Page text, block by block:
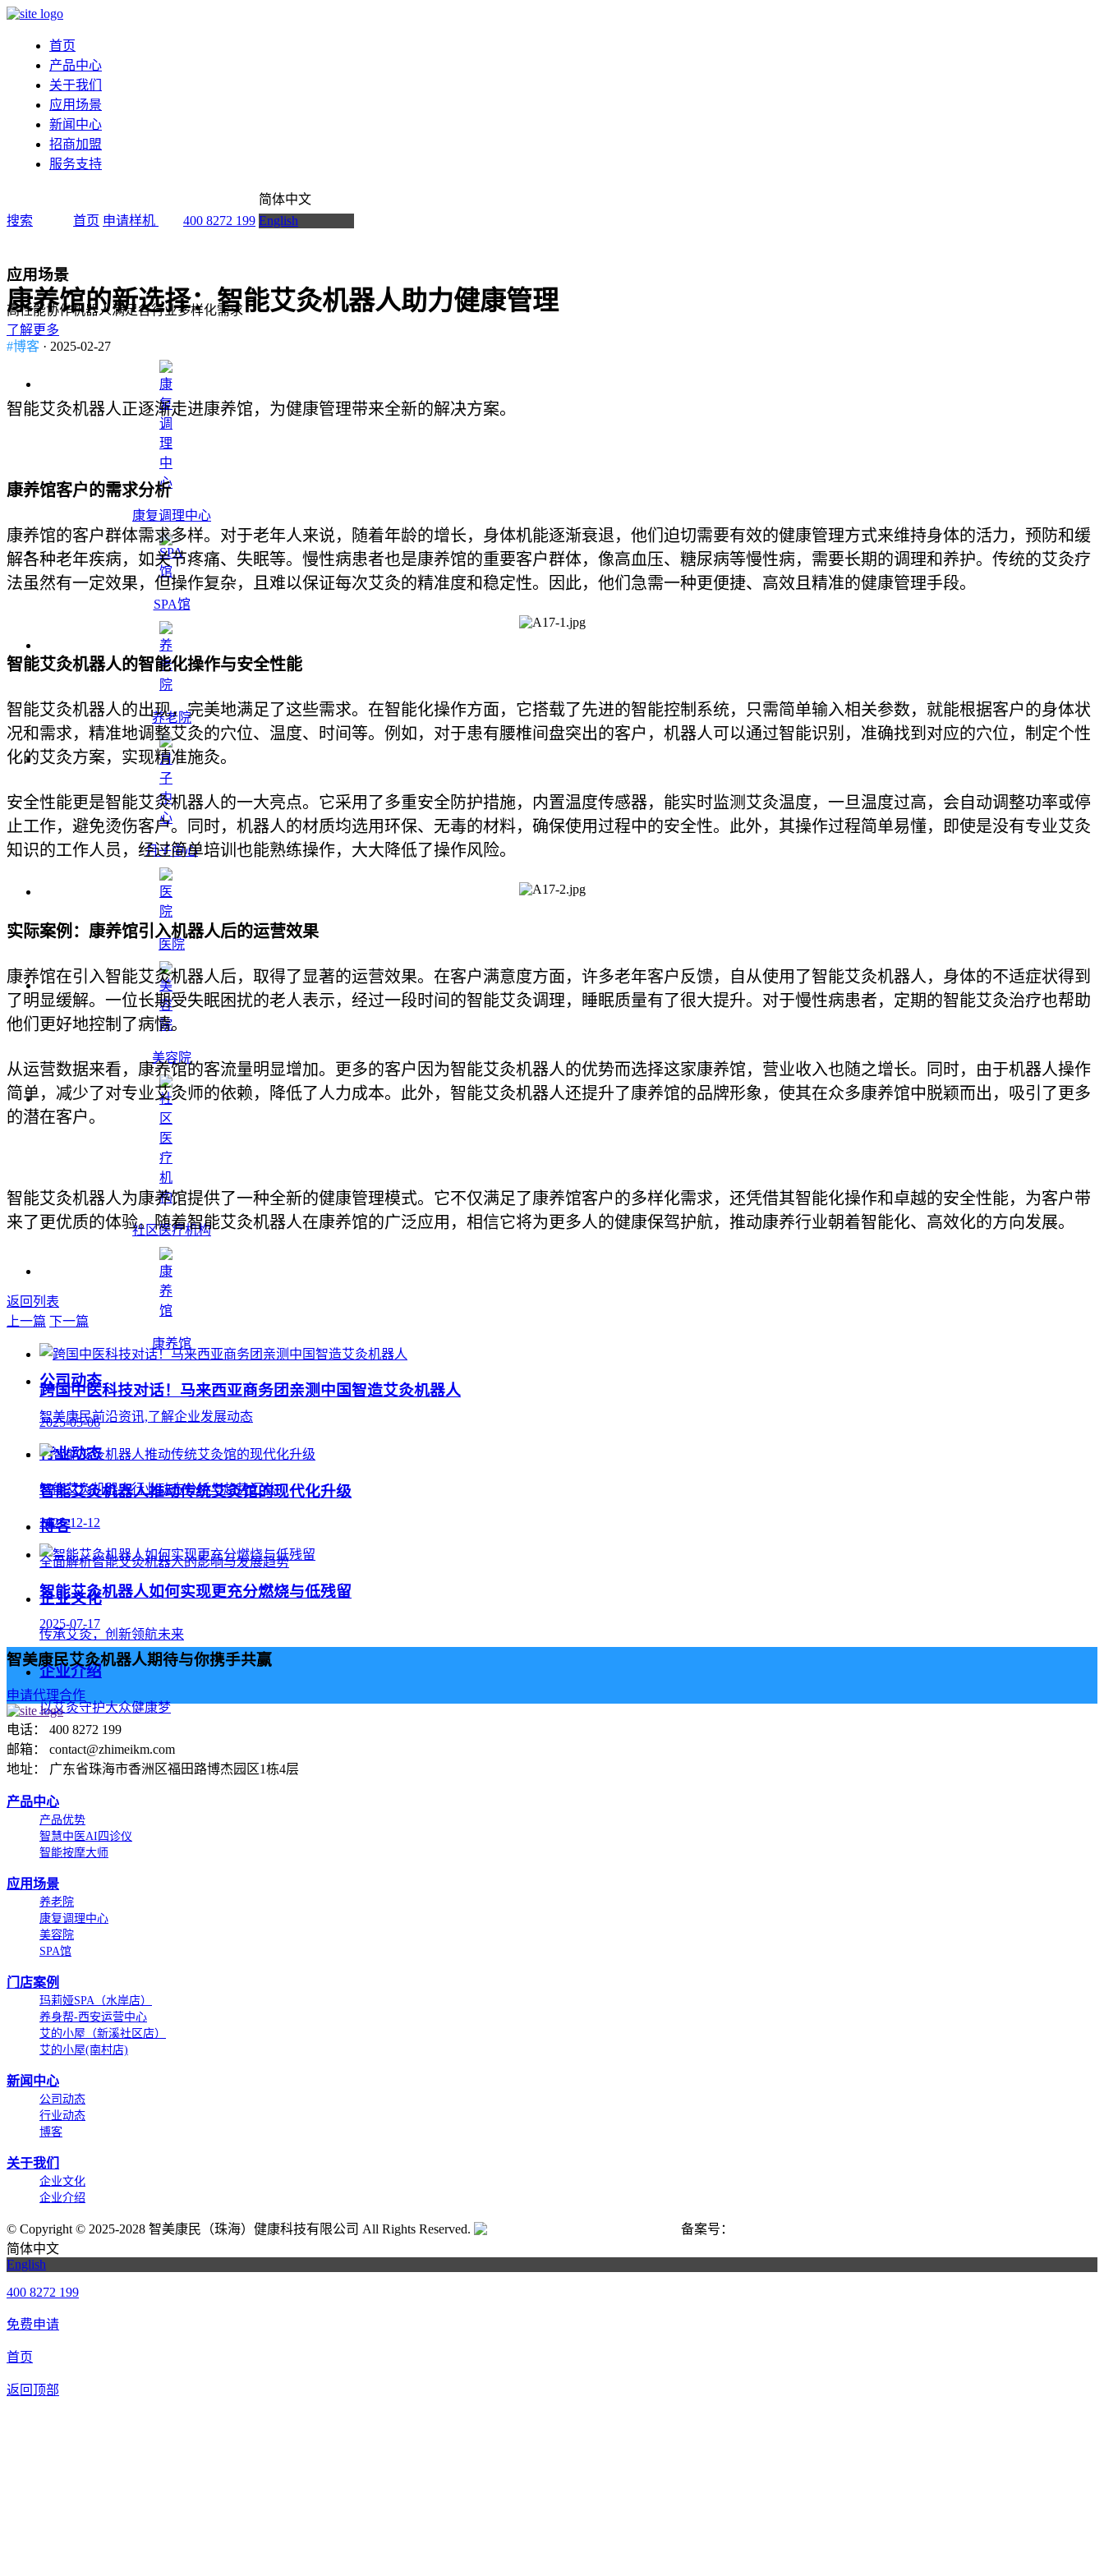
首页
产品中心
关于我们
应用场景
新闻中心
招商加盟
服务支持
搜索 首页 申请样机 400 8272 199
简体中文
English
应用场景
高性能协作机器人满足各行业多样化需求
了解更多
康复调理中心
SPA馆
养老院
月子中心
医院
美容院
社区医疗机构
康养馆
公司动态
智美康民前沿资讯,了解企业发展动态
行业动态
智能艾灸机器人行业动态分析与趋势汇总
博客
全面解析智能艾灸机器人的影响与发展趋势
企业文化
传承艾灸，创新领航未来
企业介绍
以艾灸守护大众健康梦
康养馆的新选择：智能艾灸机器人助力健康管理
#博客 · 2025-02-27
智能艾灸机器人正逐渐走进康养馆，为健康管理带来全新的解决方案。
康养馆客户的需求分析
康养馆的客户群体需求多样。对于老年人来说，随着年龄的增长，身体机能逐渐衰退，他们迫切需要有效的健康管理方式来维持身体的活力，预防和缓
解各种老年疾病，如关节疼痛、失眠等。慢性病患者也是康养馆的重要客户群体，像高血压、糖尿病等慢性病，需要长期的调理和养护。传统的艾灸疗
法虽然有一定效果，但操作复杂，且难以保证每次艾灸的精准度和稳定性。因此，他们急需一种更便捷、高效且精准的健康管理手段。
智能艾灸机器人的智能化操作与安全性能
智能艾灸机器人的出现，完美地满足了这些需求。在智能化操作方面，它搭载了先进的智能控制系统，只需简单输入相关参数，就能根据客户的身体状
况和需求，精准地调整艾灸的穴位、温度、时间等。例如，对于患有腰椎间盘突出的客户，机器人可以通过智能识别，准确找到对应的穴位，制定个性
化的艾灸方案，实现精准施灸。
安全性能更是智能艾灸机器人的一大亮点。它采用了多重安全防护措施，内置温度传感器，能实时监测艾灸温度，一旦温度过高，会自动调整功率或停
止工作，避免烫伤客户。同时，机器人的材质均选用环保、无毒的材料，确保使用过程中的安全性。此外，其操作过程简单易懂，即使是没有专业艾灸
知识的工作人员，经过简单培训也能熟练操作，大大降低了操作风险。
实际案例：康养馆引入机器人后的运营效果
康养馆在引入智能艾灸机器人后，取得了显著的运营效果。在客户满意度方面，许多老年客户反馈，自从使用了智能艾灸机器人，身体的不适症状得到
了明显缓解。一位长期受失眠困扰的老人表示，经过一段时间的智能艾灸调理，睡眠质量有了很大提升。对于慢性病患者，定期的智能艾灸治疗也帮助
他们更好地控制了病情。
从运营数据来看，康养馆的客流量明显增加。更多的客户因为智能艾灸机器人的优势而选择这家康养馆，营业收入也随之增长。同时，由于机器人操作
简单，减少了对专业艾灸师的依赖，降低了人力成本。此外，智能艾灸机器人还提升了康养馆的品牌形象，使其在众多康养馆中脱颖而出，吸引了更多
的潜在客户。
智能艾灸机器人为康养馆提供了一种全新的健康管理模式。它不仅满足了康养馆客户的多样化需求，还凭借其智能化操作和卓越的安全性能，为客户带
来了更优质的体验。随着智能艾灸机器人在康养馆的广泛应用，相信它将为更多人的健康保驾护航，推动康养行业朝着智能化、高效化的方向发展。
返回列表
上一篇 下一篇
跨国中医科技对话！马来西亚商务团亲测中国智造艾灸机器人
2025-05-06
智能艾灸机器人推动传统艾灸馆的现代化升级
2025-12-12
智能艾灸机器人如何实现更充分燃烧与低残留
2025-07-17
智美康民艾灸机器人期待与你携手共赢
申请代理合作
电话： 400 8272 199
邮箱： contact@zhimeikm.com
地址： 广东省珠海市香洲区福田路博杰园区1栋4层
产品中心
产品优势
智慧中医AI四诊仪
智能按摩大师
应用场景
养老院
康复调理中心
美容院
SPA馆
门店案例
玛莉娅SPA（水岸店）
养身帮-西安运营中心
艾的小屋（新溪社区店）
艾的小屋(南村店)
新闻中心
公司动态
行业动态
博客
关于我们
企业文化
企业介绍
© Copyright © 2025-2028 智美康民（珠海）健康科技有限公司 All Rights Reserved. 备案号：
简体中文
English
400 8272 199
免费申请
首页
返回顶部